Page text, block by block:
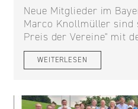
Neue Mitglieder im
Marco Knollmüller sind
Preis der Vereine" mit
WEITERLESEN